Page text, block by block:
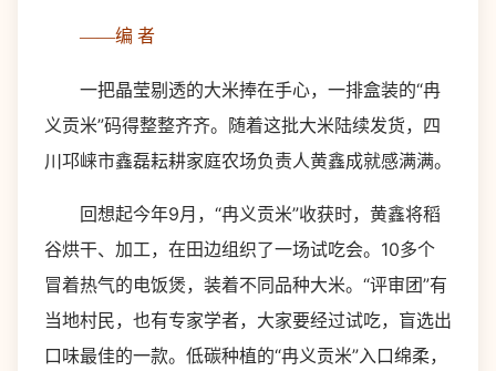
——编 者
一把晶莹剔透的大米捧在手心，一排盒装的“冉
义贡米”码得整整齐齐。随着这批大米陆续发货，四
川邛崃市鑫磊耘耕家庭农场负责人黄鑫成就感满满。
回想起今年9月，“冉义贡米”收获时，黄鑫将稻
谷烘干、加工，在田边组织了一场试吃会。10多个
冒着热气的电饭煲，装着不同品种大米。“评审团”有
当地村民，也有专家学者，大家要经过试吃，盲选出
口味最佳的一款。低碳种植的“冉义贡米”入口绵柔，